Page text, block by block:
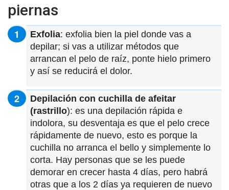
piernas
Exfolia: exfolia bien la piel donde vas a
depilar; si vas a utilizar métodos que
arrancan el pelo de raíz, ponte hielo primero
y así se reducirá el dolor.
Depilación con cuchilla de afeitar
(rastrillo): es una depilación rápida e
indolora, su desventaja es que el pelo crece
rápidamente de nuevo, esto es porque la
cuchilla no arranca el bello y simplemente lo
corta. Hay personas que se les puede
demorar en crecer hasta 4 días, pero habrá
otras que a los 2 días ya requieren de nuevo